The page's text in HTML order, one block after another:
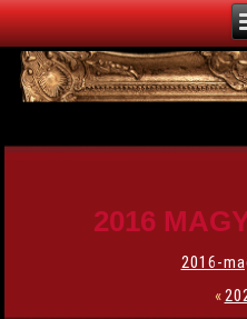
2016
2016-
«